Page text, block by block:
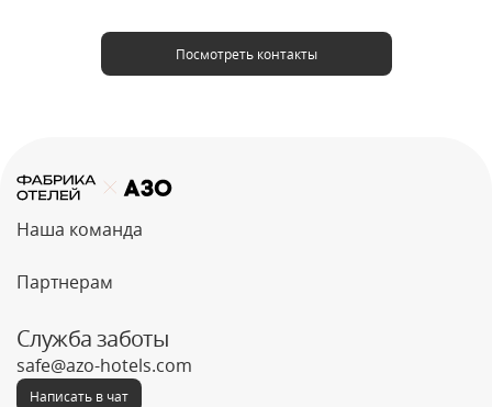
Посмотреть контакты
Наша команда
Партнерам
Служба заботы
safe@azo-hotels.com
Написать в чат